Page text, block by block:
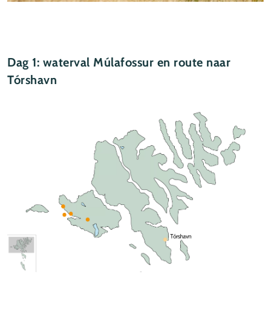
Dag 1: waterval Múlafossur en route naar
Tórshavn